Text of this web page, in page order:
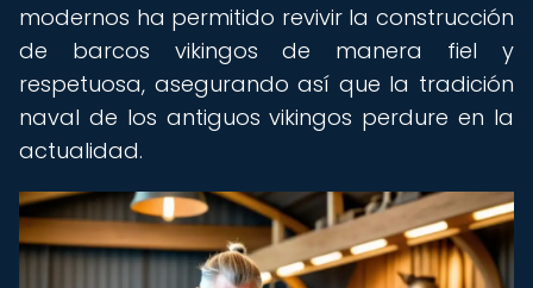
modernos ha permitido revivir la construcción
de barcos vikingos de manera fiel y
respetuosa, asegurando así que la tradición
naval de los antiguos vikingos perdure en la
actualidad.